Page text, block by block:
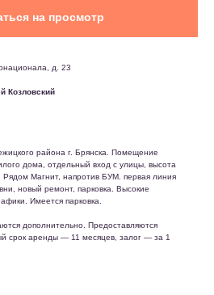
на просмотр
д. 23
Козловский
района г. Брянска. Помещение
дома, отдельный вход с улицы, высота
Рядом Магнит, напротив БУМ. первая линия
новый ремонт, парковка. Высокие
Имеется парковка.
дополнительно. Предоставляются
срок аренды — 11 месяцев, залог — за 1